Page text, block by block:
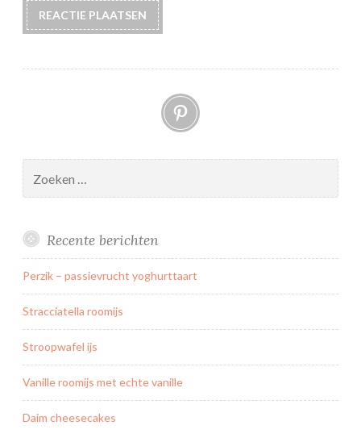
Pinterest
naar:
Recente berichten
Perzik – passievrucht yoghurttaart
Stracciatella roomijs
Stroopwafel ijs
Vanille roomijs met echte vanille
Daim cheesecakes